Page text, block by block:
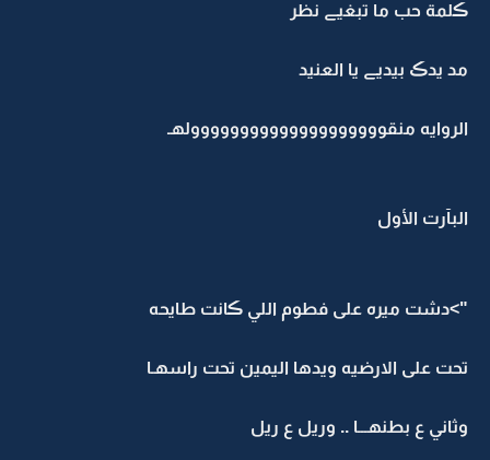
ڪلمة حب ما تبغيے نظر
مد يدڪ بيديے يا العنيد
الروايه منقوووووووووووووووووووولهـ
البآرت الأول
">دشت ميره على فطوم اللي ڪانت طايحه
تحت على الارضيه ويدها اليمين تحت راسهـا
وثاني ع بطنهـــا .. وريل ع ريل